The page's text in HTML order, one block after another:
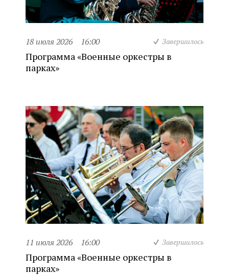
18 июля 2026 16:00 Завершилось
Программа «Военные оркестры в
парках»
11 июля 2026 16:00 Завершилось
Программа «Военные оркестры в
парках»